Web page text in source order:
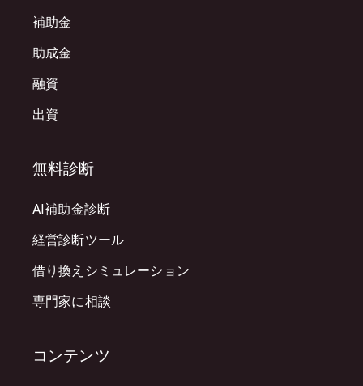
補助金
助成金
融資
出資
無料診断
AI補助金診断
経営診断ツール
借り換えシミュレーション
専門家に相談
コンテンツ